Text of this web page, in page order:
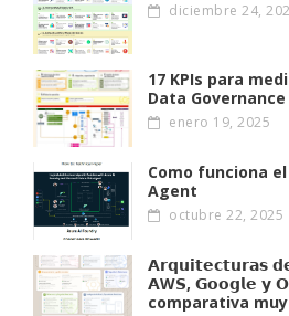
diciembre 24,
17 KPIs para
Data Governance
enero 19, 2025
Como funciona
Agent
octubre 22, 2025
𝗔𝗿𝗾𝘂𝗶𝘁𝗲𝗰𝘁𝘂𝗿𝗮𝘀
𝗔W𝗦, 𝗚𝗼𝗼𝗴𝗹𝗲 𝘆
comparativa